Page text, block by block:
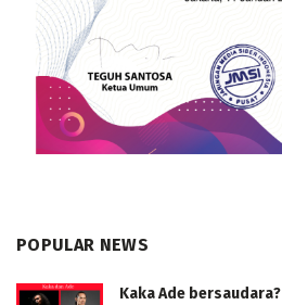
POPULAR NEWS
Kaka Ade bersaudara?